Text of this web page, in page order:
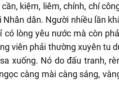
kiệm, liêm, chính, chí
dân. Người nhiều lần
lòng yêu nước mà còn
viên phải thường xuyên tu
xuống. Nó do đấu tranh,
càng mài càng sáng,